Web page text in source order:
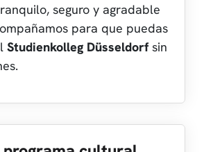
seguro y agradable
para que puedas
Studienkolleg Düsseldorfsin